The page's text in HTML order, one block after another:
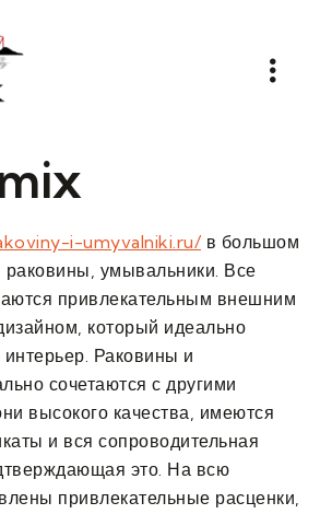
i-umyvalniki.ru/в большом
раковины, умывальники. Все
привлекательным внешним
который идеально
Раковины и
сочетаются с другими
высокого качества, имеются
и вся сопроводительная
это. На всю
привлекательные расценки,